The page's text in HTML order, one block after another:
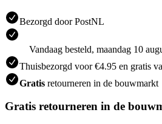
Bezorgd door PostNL
Vandaag besteld, maandag 10
Thuisbezorgd voor €4.95 en gratis
Gratis retourneren in de bouwmarkt
Gratis retourneren in de